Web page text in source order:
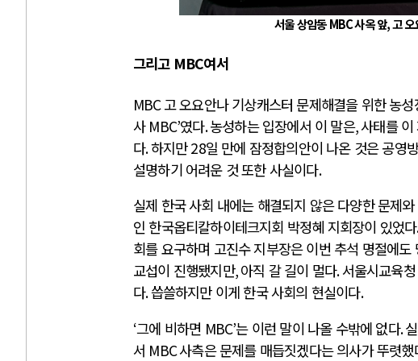
서울 상암동MBC사옥 앞,고 오
그리고 MBC여서
MBC고 오요안나 기상캐스터 문제해결을 위한 농
사 MBC’였다.농성하는 입장에서 이 말은,사태를
다.하지만28일 만에 잠정합의안이 나온 것은 공영
설명하기 어려운 것 또한 사실이다.
실제 한국 사회 내에는 해결되지 않은 다양한 문제
인 한국옵티칼하이테크지회 박정혜 지회장이 있었다
회를 요구하며 고진수 지부장은 이번 추석 명절에도
교섭이 진행됐지만,아직 갈 길이 멀다.서울시교육
다.씁쓸하지만 이게 한국 사회의 현실이다.
‘그에 비하면 MBC’는 이런 말이 나올 수밖에 없다.
서 MBC사측은 문제를 매듭짓겠다는 의사가 뚜렷했